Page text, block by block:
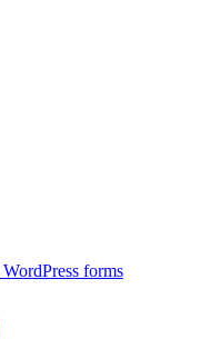
WordPress forms